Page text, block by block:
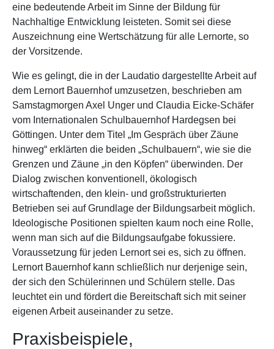
eine bedeutende Arbeit im Sinne der Bildung für
Nachhaltige Entwicklung leisteten. Somit sei diese
Auszeichnung eine Wertschätzung für alle Lernorte, so
der Vorsitzende.
Wie es gelingt, die in der Laudatio dargestellte Arbeit auf
dem Lernort Bauernhof umzusetzen, beschrieben am
Samstagmorgen Axel Unger und Claudia Eicke-Schäfer
vom Internationalen Schulbauernhof Hardegsen bei
Göttingen. Unter dem Titel „Im Gespräch über Zäune
hinweg“ erklärten die beiden „Schulbauern“, wie sie die
Grenzen und Zäune „in den Köpfen“ überwinden. Der
Dialog zwischen konventionell, ökologisch
wirtschaftenden, den klein- und großstrukturierten
Betrieben sei auf Grundlage der Bildungsarbeit möglich.
Ideologische Positionen spielten kaum noch eine Rolle,
wenn man sich auf die Bildungsaufgabe fokussiere.
Voraussetzung für jeden Lernort sei es, sich zu öffnen.
Lernort Bauernhof kann schließlich nur derjenige sein,
der sich den Schülerinnen und Schülern stelle. Das
leuchtet ein und fördert die Bereitschaft sich mit seiner
eigenen Arbeit auseinander zu setze.
Praxisbeispiele,